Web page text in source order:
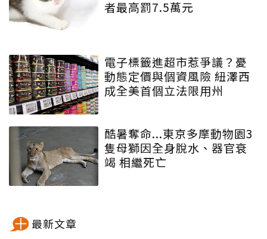
者最高罰7.5萬元
電子標籤進超市惹爭議？憂
動態定價與個資風險 紐澤西
成全美首個立法限用州
酷暑奪命...東京多摩動物園3
隻母獅因全身脫水、器官衰
竭 相繼死亡
最新文章